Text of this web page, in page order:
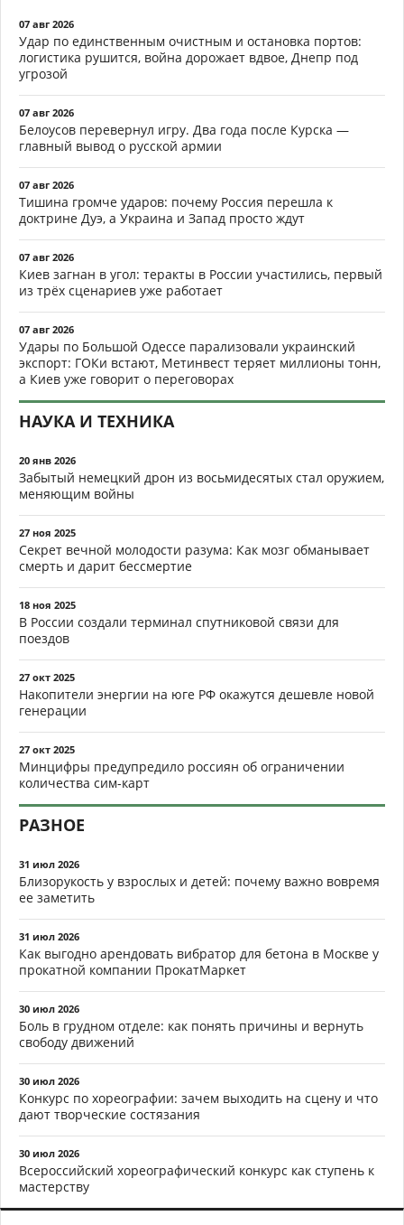
07 авг 2026
Удар по единственным очистным и остановка портов:
логистика рушится, война дорожает вдвое, Днепр под
угрозой
07 авг 2026
Белоусов перевернул игру. Два года после Курска —
главный вывод о русской армии
07 авг 2026
Тишина громче ударов: почему Россия перешла к
доктрине Дуэ, а Украина и Запад просто ждут
07 авг 2026
Киев загнан в угол: теракты в России участились, первый
из трёх сценариев уже работает
07 авг 2026
Удары по Большой Одессе парализовали украинский
экспорт: ГОКи встают, Метинвест теряет миллионы тонн,
а Киев уже говорит о переговорах
НАУКА И ТЕХНИКА
20 янв 2026
Забытый немецкий дрон из восьмидесятых стал оружием,
меняющим войны
27 ноя 2025
Секрет вечной молодости разума: Как мозг обманывает
смерть и дарит бессмертие
18 ноя 2025
В России создали терминал спутниковой связи для
поездов
27 окт 2025
Накопители энергии на юге РФ окажутся дешевле новой
генерации
27 окт 2025
Минцифры предупредило россиян об ограничении
количества сим-карт
РАЗНОЕ
31 июл 2026
Близорукость у взрослых и детей: почему важно вовремя
ее заметить
31 июл 2026
Как выгодно арендовать вибратор для бетона в Москве у
прокатной компании ПрокатМаркет
30 июл 2026
Боль в грудном отделе: как понять причины и вернуть
свободу движений
30 июл 2026
Конкурс по хореографии: зачем выходить на сцену и что
дают творческие состязания
30 июл 2026
Всероссийский хореографический конкурс как ступень к
мастерству